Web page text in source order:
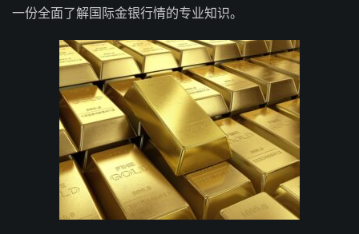
一份全面了解国际金银行情的专业知识。